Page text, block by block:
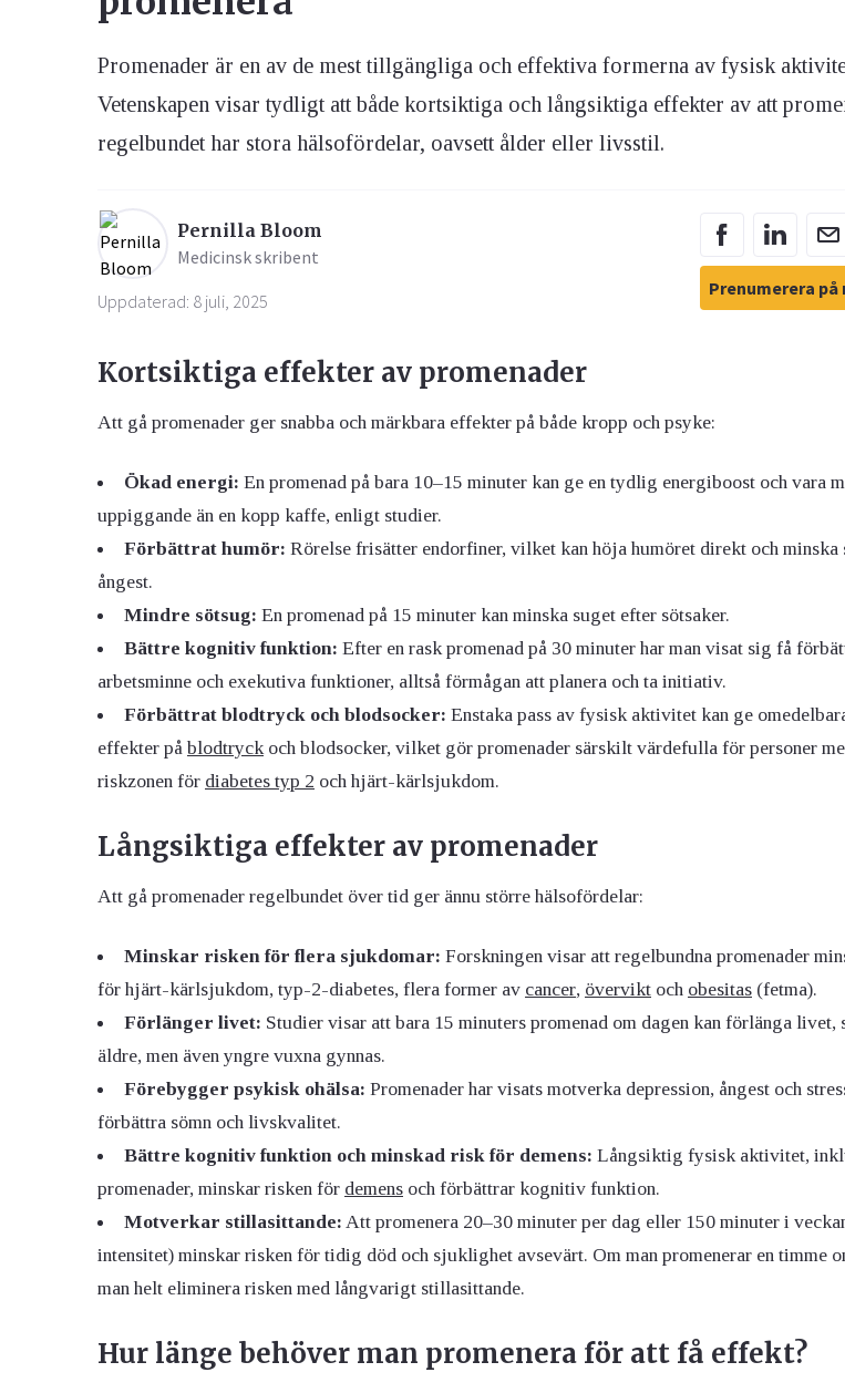
Ögon & Öron
Övervikt
Promenader är en av de mest tillgängliga och effektiva formerna av fysisk
Vetenskapen visar tydligt att både kortsiktiga och långsiktiga effekter av att
regelbundet har stora hälsofördelar, oavsett ålder eller livsstil.
Pernilla Bloom
Medicinsk skribent
Uppdaterad: 8 juli, 2025
Prenumerera
Kortsiktiga effekter av promenader
Att gå promenader ger snabba och märkbara effekter på både kropp och psyke:
Ökad energi: En promenad på bara 10–15 minuter kan ge en tydlig energiboost och vara
uppiggande än en kopp kaffe, enligt studier.
Förbättrat humör: Rörelse frisätter endorfiner, vilket kan höja humöret direkt och minska
ångest.
Mindre sötsug: En promenad på 15 minuter kan minska suget efter sötsaker.
Bättre kognitiv funktion: Efter en rask promenad på 30 minuter har man visat sig få
arbetsminne och exekutiva funktioner, alltså förmågan att planera och ta initiativ.
Förbättrat blodtryck och blodsocker: Enstaka pass av fysisk aktivitet kan ge
effekter på blodtryckoch blodsocker, vilket gör promenader särskilt värdefulla för personer
riskzonen för diabetes typ 2 och hjärt-kärlsjukdom.
Långsiktiga effekter av promenader
Att gå promenader regelbundet över tid ger ännu större hälsofördelar:
Minskar risken för flera sjukdomar: Forskningen visar att regelbundna promenader
för hjärt-kärlsjukdom, typ-2-diabetes, flera former av cancer, övervikt och obesitas (fetma).
Förlänger livet: Studier visar att bara 15 minuters promenad om dagen kan förlänga
äldre, men även yngre vuxna gynnas.
Förebygger psykisk ohälsa: Promenader har visats motverka depression, ångest och
förbättra sömn och livskvalitet.
Bättre kognitiv funktion och minskad risk för demens: Långsiktig fysisk aktivitet,
promenader, minskar risken för demens och förbättrar kognitiv funktion.
Motverkar stillasittande: Att promenera 20–30 minuter per dag eller 150 minuter i
intensitet) minskar risken för tidig död och sjuklighet avsevärt. Om man promenerar en timme
man helt eliminera risken med långvarigt stillasittande.
Hur länge behöver man promenera för att få effekt?